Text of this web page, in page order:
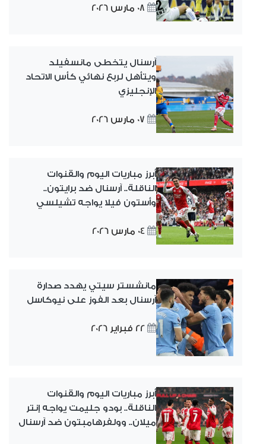
08 مارس 2026
آرسنال يتخطى مانسفيلد
ويتأهل لربع نهائي كأس الاتحاد
الإنجليزي
07 مارس 2026
أبرز مباريات اليوم والقنوات
الناقلة.. آرسنال ضد برايتون..
وأستون فيلا يواجه تشيلسي
04 مارس 2026
مانشستر سيتي يهدد صدارة
آرسنال بعد الفوز على نيوكاسل
22 فبراير 2026
أبرز مباريات اليوم والقنوات
الناقلة.. بودو جليمت يواجه إنتر
ميلان.. وولفرهامبتون ضد آرسنال